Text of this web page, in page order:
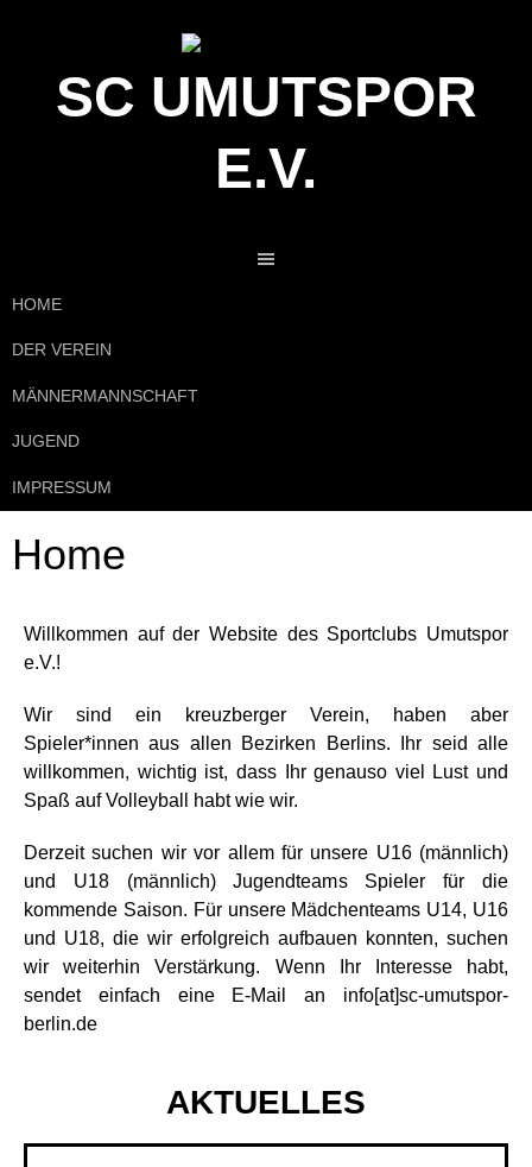
SC UMUTSPOR
E.V.
HOME
DER VEREIN
MÄNNERMANNSCHAFT
JUGEND
IMPRESSUM
Home
Willkommen auf der Website des Sportclubs Umutspor
e.V.!
Wir sind ein kreuzberger Verein, haben aber
Spieler*innen aus allen Bezirken Berlins. Ihr seid alle
willkommen, wichtig ist, dass Ihr genauso viel Lust und
Spaß auf Volleyball habt wie wir.
Derzeit suchen wir vor allem für unsere U16 (männlich)
und U18 (männlich) Jugendteams Spieler für die
kommende Saison. Für unsere Mädchenteams U14, U16
und U18, die wir erfolgreich aufbauen konnten, suchen
wir weiterhin Verstärkung. Wenn Ihr Interesse habt,
sendet einfach eine E-Mail an info[at]sc-umutspor-
berlin.de
AKTUELLES